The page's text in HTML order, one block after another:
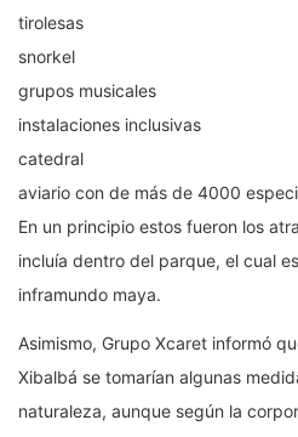
tirolesas
snorkel
grupos musicales
instalaciones inclusivas
catedral
aviario con de más de 4000
En un principio estos fueron los
incluía dentro del parque, el cual
inframundo maya.
Asimismo, Grupo Xcaret informó
Xibalbá se tomarían algunas
naturaleza, aunque según la